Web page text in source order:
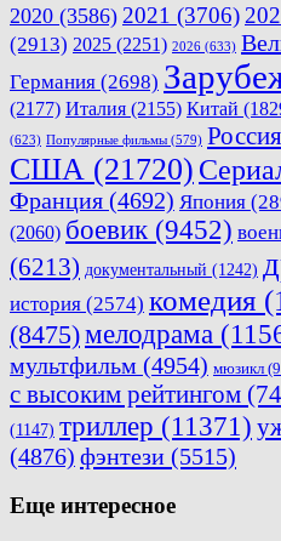
2020 (3586) 2021 (3706)
(2913) 2025 (2251) 2026 (633)
Германия (2698)
(2177) Италия (2155) Китай
(623) Популярные фильмы (579) Россия
США (21720)
Франция (4692) Япония
(2060) боевик (9452)
(6213) документальный (1242)
история (2574) комедия
(8475)мелодрама
мультфильм (4954) мюзикл
с высоким рейтингом
(1147) триллер (11371)
(4876) фэнтези (5515)
Еще интересное